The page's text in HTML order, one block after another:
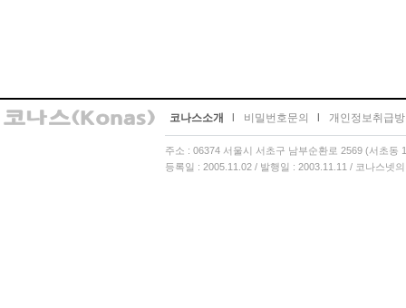
코나스소개 비밀번호문의 개인정보취급
주소 : 06374 서울시 서초구 남부순환로 2569 (서초
등록일 : 2005.11.02 / 발행일 : 2003.11.11 / 코나스넷